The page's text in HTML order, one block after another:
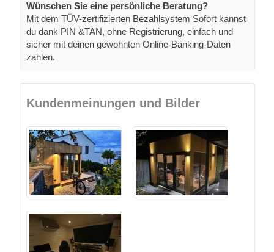
Wünschen Sie eine persönliche Beratung?
Mit dem TÜV-zertifizierten Bezahlsystem Sofort kannst
du dank PIN &TAN, ohne Registrierung, einfach und
sicher mit deinen gewohnten Online-Banking-Daten
zahlen.
Kundenmeinungen und Bilder